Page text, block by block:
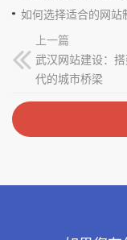
如何选择适合的网站
上一篇
武汉网站建设：
代的城市桥梁